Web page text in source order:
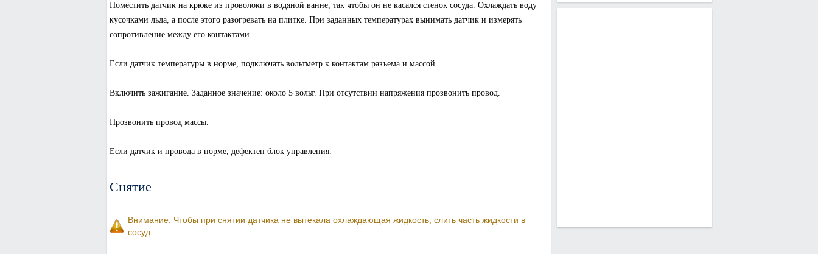
Поместить датчик на крюке из проволоки в водяной ванне, так чтобы он не касался стенок сосуда. Охлаждать воду
кусочками льда, а после этого разогревать на плитке. При заданных температурах вынимать датчик и измерять
сопротивление между его контактами.
Если датчик температуры в норме, подключать вольтметр к контактам разъема и массой.
Включить зажигание. Заданное значение: около 5 вольт. При отсутствии напряжения прозвонить провод.
Прозвонить провод массы.
Если датчик и провода в норме, дефектен блок управления.
Снятие
Внимание: Чтобы при снятии датчика не вытекала охлаждающая жидкость, слить часть жидкости в
сосуд.